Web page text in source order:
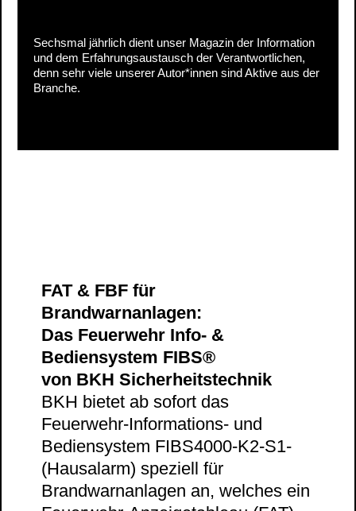
Sechsmal jährlich dient unser Magazin der Information
und dem Erfahrungsaustausch der Verantwortlichen,
denn sehr viele unserer Autor*innen sind Aktive aus der
Branche.
FAT & FBF für
Brandwarnanlagen:
Das Feuerwehr Info- &
Bediensystem FIBS®
von BKH Sicherheitstechnik
BKH bietet ab sofort das
Feuerwehr-Informations- und
Bediensystem FIBS4000-K2-S1-
(Hausalarm) speziell für
Brandwarnanlagen an, welches ein